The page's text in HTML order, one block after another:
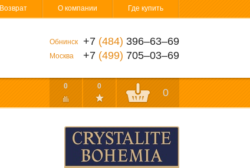
Возврат О компании Где купить
Обнинск +7 (484) 396‒63‒69
Москва +7 (499) 705‒03‒69
0 0
0